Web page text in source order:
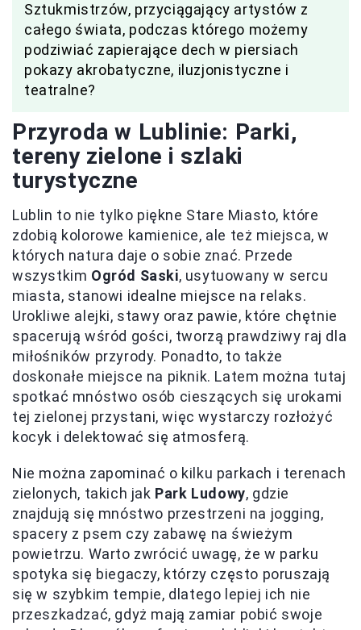
Sztukmistrzów, przyciągający artystów z
całego świata, podczas którego możemy
podziwiać zapierające dech w piersiach
pokazy akrobatyczne, iluzjonistyczne i
teatralne?
Przyroda w Lublinie: Parki,
tereny zielone i szlaki
turystyczne
Lublin to nie tylko piękne Stare Miasto, które
zdobią kolorowe kamienice, ale też miejsca, w
których natura daje o sobie znać. Przede
wszystkim Ogród Saski, usytuowany w sercu
miasta, stanowi idealne miejsce na relaks.
Urokliwe alejki, stawy oraz pawie, które chętnie
spacerują wśród gości, tworzą prawdziwy raj dla
miłośników przyrody. Ponadto, to także
doskonałe miejsce na piknik. Latem można tutaj
spotkać mnóstwo osób cieszących się urokami
tej zielonej przystani, więc wystarczy rozłożyć
kocyk i delektować się atmosferą.
Nie można zapominać o kilku parkach i terenach
zielonych, takich jak Park Ludowy, gdzie
znajdują się mnóstwo przestrzeni na jogging,
spacery z psem czy zabawę na świeżym
powietrzu. Warto zwrócić uwagę, że w parku
spotyka się biegaczy, którzy często poruszają
się w szybkim tempie, dlatego lepiej ich nie
przeszkadzać, gdyż mają zamiar pobić swoje